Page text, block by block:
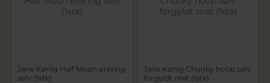
Jane Kønig Half Moon ørering
sølv (1stk)
Jane Kønig Chunky hoop sølv
forgyldt mat (1stk)